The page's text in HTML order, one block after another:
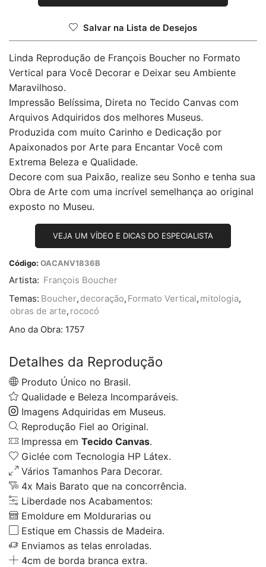
Salvar na Lista de Desejos
Linda Reprodução de François Boucher no Formato
Vertical para Você Decorar e Deixar seu Ambiente
Maravilhoso.
Impressão Belíssima, Direta no Tecido Canvas com
Arquivos Adquiridos dos melhores Museus.
Produzida com muito Carinho e Dedicação por
Apaixonados por Arte para Encantar Você com
Extrema Beleza e Qualidade.
Decore com sua Paixão, realize seu Sonho e tenha sua
Obra de Arte com uma incrível semelhança ao original
exposto no Museu.
VEJA UM VÍDEO E DICAS DO ESPECIALISTA
Código: OACANV1836B
Artista: François Boucher
Temas: Boucher, decoração, Formato Vertical, mitologia,
obras de arte, rococó
Ano da Obra: 1757
Detalhes da Reprodução
Produto Único no Brasil.
Qualidade e Beleza Incomparáveis.
Imagens Adquiridas em Museus.
Reprodução Fiel ao Original.
Impressa em Tecido Canvas.
Giclée com Tecnologia HP Látex.
Vários Tamanhos Para Decorar.
4x Mais Barato que na concorrência.
Liberdade nos Acabamentos:
Emoldure em Moldurarias ou
Estique em Chassis de Madeira.
Enviamos as telas enroladas.
4cm de borda branca extra.